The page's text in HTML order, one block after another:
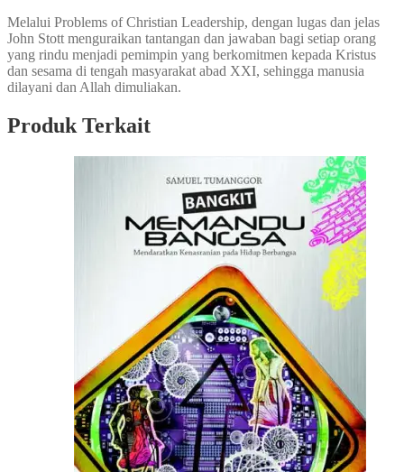
Melalui Problems of Christian Leadership, dengan lugas dan jelas
John Stott menguraikan tantangan dan jawaban bagi setiap orang
yang rindu menjadi pemimpin yang berkomitmen kepada Kristus
dan sesama di tengah masyarakat abad XXI, sehingga manusia
dilayani dan Allah dimuliakan.
Produk Terkait